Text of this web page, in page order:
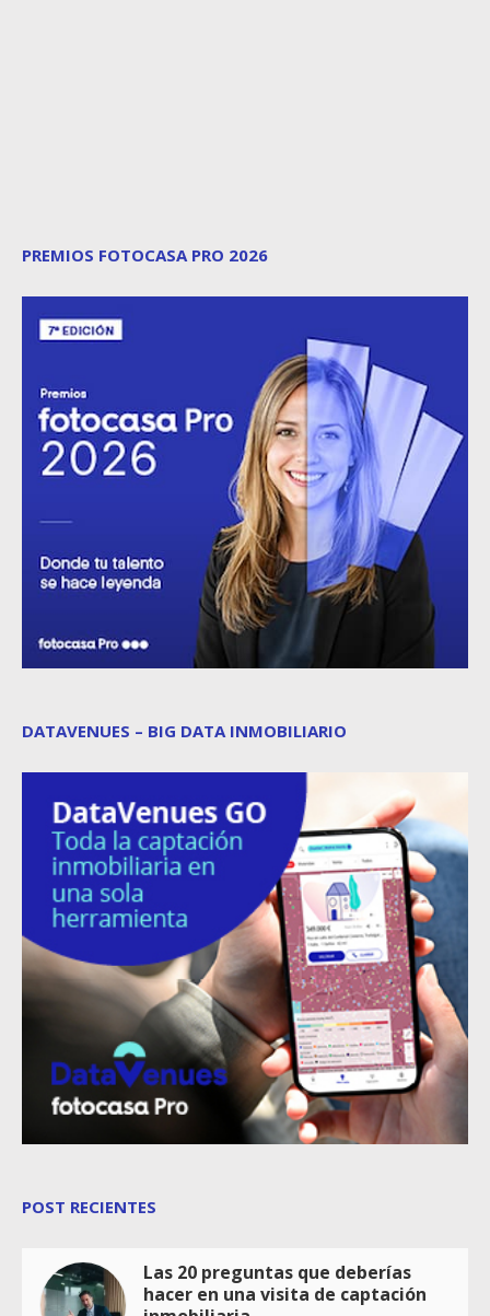
PREMIOS FOTOCASA PRO 2026
DATAVENUES – BIG DATA INMOBILIARIO
POST RECIENTES
Las 20 preguntas que deberías
hacer en una visita de captación